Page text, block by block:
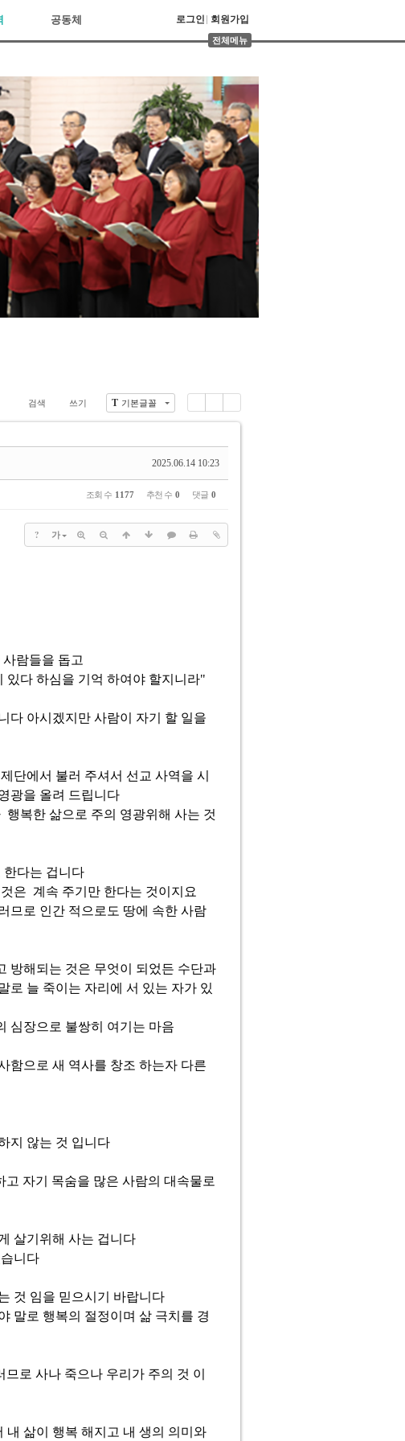
공동체 로그인 회원가입
전체메뉴
T 기본글꼴
검색 쓰기
Li
Zi
G
2025.06.14 10:23
조회 수 1177 추천 수 0 댓글 0
? 가
람들을 돕고
있다 하심을 기억 하여야 할지니라"
다 아시겠지만 사람이 자기 할 일을
단에서 불러 주셔서 선교 사역을 시
광을 올려 드립니다
복한 삶으로 주의 영광위해 사는 것
한다는 겁니다
은 계속 주기만 한다는 것이지요
므로 인간 적으로도 땅에 속한 사람
방해되는 것은 무엇이 되었든 수단과
로 늘 죽이는 자리에 서 있는 자가 있
심장으로 불쌍히 여기는 마음
함으로 새 역사를 창조 하는자 다른
지 않는 것 입니다
자기 목숨을 많은 사람의 대속물로
살기위해 사는 겁니다
니다
것 임을 믿으시기 바랍니다
말로 행복의 절정이며 삶 극치를 경
로 사나 죽으나 우리가 주의 것 이
내 삶이 행복 해지고 내 생의 의미와